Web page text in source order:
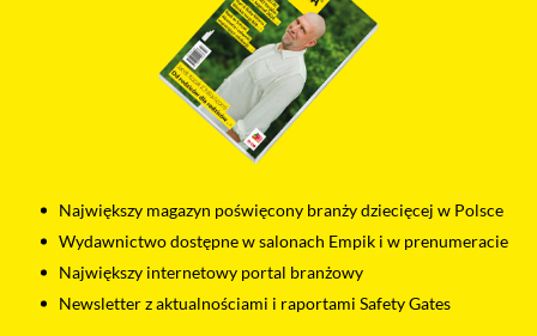
Największy magazyn poświęcony branży dziecięcej w Polsce
Wydawnictwo dostępne w salonach Empik i w prenumeracie
Największy internetowy portal branżowy
Newsletter z aktualnościami i raportami Safety Gates